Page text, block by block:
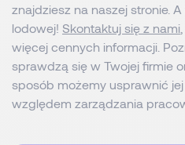
znajdziesz na naszej stronie.
lodowej! Skontaktuj się z nami
więcej cennych informacji.
sprawdzą się w Twojej firmie
sposób możemy usprawnić
względem zarządzania